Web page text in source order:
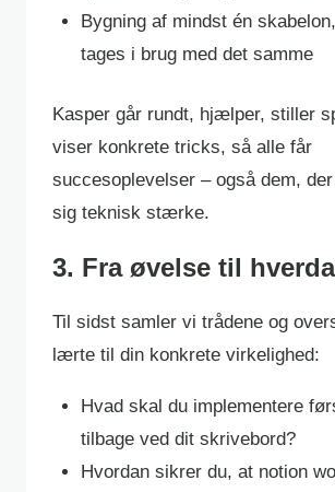
Bygning af mindst én
tages i brug med det samme
Kasper går rundt, hjælper, stiller
viser konkrete tricks, så alle får
succesoplevelser – også dem,
sig teknisk stærke.
3. Fra øvelse til
Til sidst samler vi trådene og
lærte til din konkrete virkelighed:
Hvad skal du implementere
tilbage ved dit skrivebord?
Hvordan sikrer du, at notion